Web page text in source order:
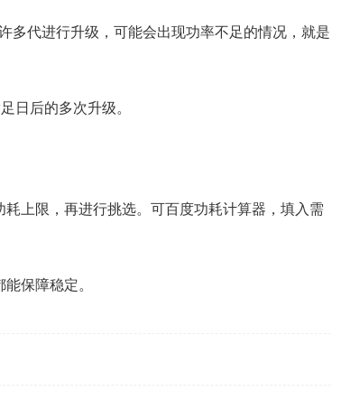
多代进行升级，可能会出现功率不足的情况，就是
日后的多次升级。
上限，再进行挑选。可百度功耗计算器，填入需
保障稳定。